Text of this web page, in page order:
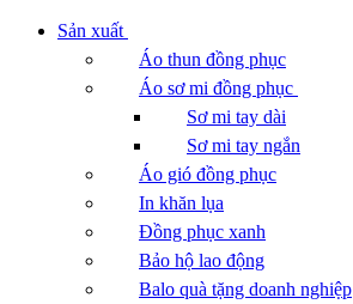
Sản xuất
Áo thun đồng phục
Áo sơ mi đồng phục
Sơ mi tay dài
Sơ mi tay ngắn
Áo gió đồng phục
In khăn lụa
Đồng phục xanh
Bảo hộ lao động
Balo quà tặng doanh nghiệp